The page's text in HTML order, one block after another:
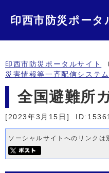
印西市防災ポータ
印西市防災ポータルサイト
災害情報等一斉配信システム
全国避難所
[2023年3月15日]
ソーシャルサイトへのリンクは